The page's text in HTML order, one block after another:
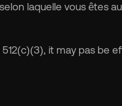
laquelle vous êtes
it may pas be